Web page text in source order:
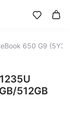
512GB